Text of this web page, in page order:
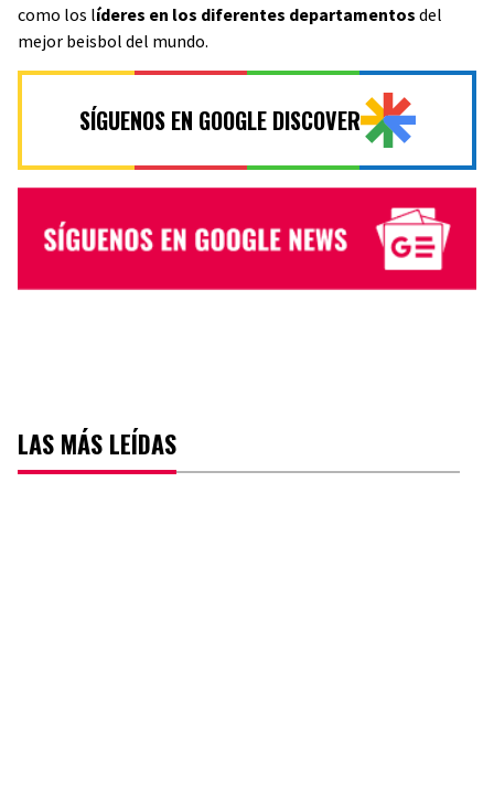
como los líderes en los diferentes departamentos del
mejor beisbol del mundo.
SÍGUENOS EN GOOGLE DISCOVER
LAS MÁS LEÍDAS